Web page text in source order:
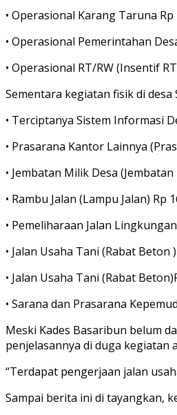
• Operasional Karang Taruna Rp
• Operasional Pemerintahan
• Operasional RT/RW (Insentif
Sementara kegiatan fisik di
• Terciptanya Sistem Informasi
• Prasarana Kantor Lainnya
• Jembatan Milik Desa
• Rambu Jalan (Lampu Jalan) Rp
• Pemeliharaan Jalan
• Jalan Usaha Tani (Rabat Beton
• Jalan Usaha Tani (Rabat
• Sarana dan Prasarana
Meski Kades Basaribun belum
penjelasannya di duga kegiatan
“Terdapat pengerjaan jalan
Sampai berita ini di tayangkan,